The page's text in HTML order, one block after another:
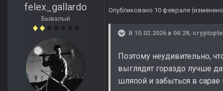
felex_gallardo
Бывалый
Опубликовано 10 февраля
В 10.02.2026 в 04:28,
Поэтому неудивительно,
выглядят гораздо лучше
шляпой и забыться в сарае